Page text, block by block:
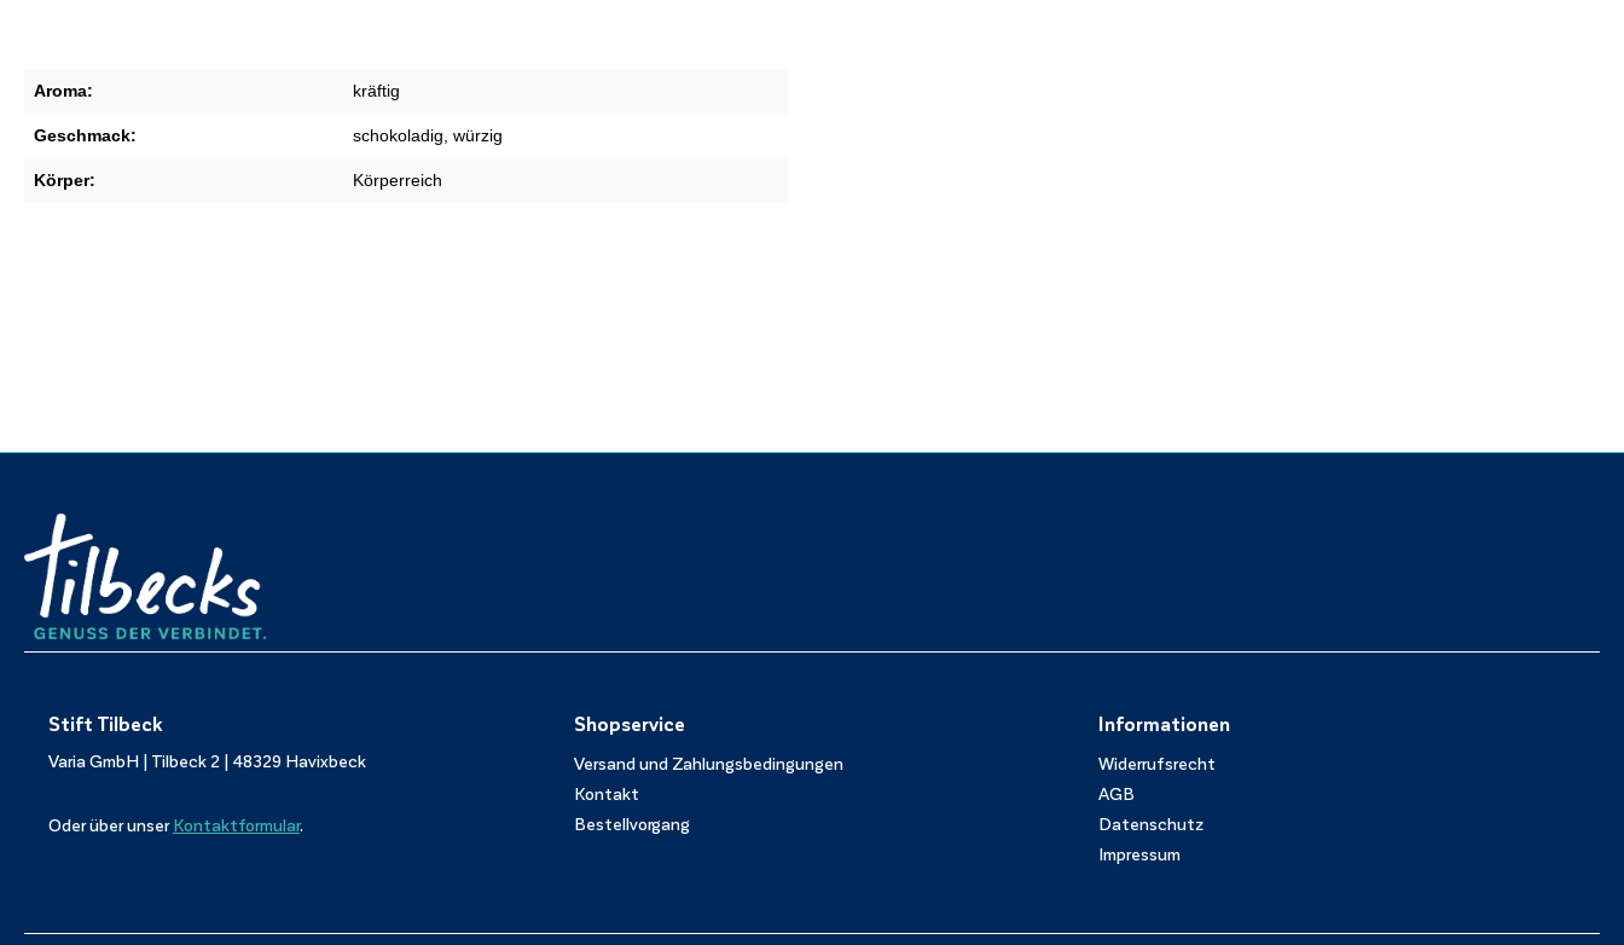
Aroma: kräftig
Geschmack: schokoladig , würzig
Körper: Körperreich
Stift Tilbeck
Varia GmbH | Tilbeck 2 | 48329 Havixbeck
Oder über unser Kontaktformular.
Shopservice
Versand und Zahlungsbedingungen
Kontakt
Bestellvorgang
Informationen
Widerrufsrecht
AGB
Datenschutz
Impressum